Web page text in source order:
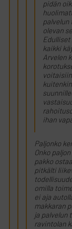
pidän
palvelun
olevan
kaikki
Arvelen
ihan
Paljonko
Onko
pakko
pitkälti
omilla
ei aja
makkaran
ja palvelun
ravintolan